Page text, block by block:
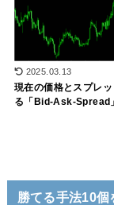
2025.03.13
現在の価格とスプレ
る「Bid-Ask-Spread」
勝てる手法10個